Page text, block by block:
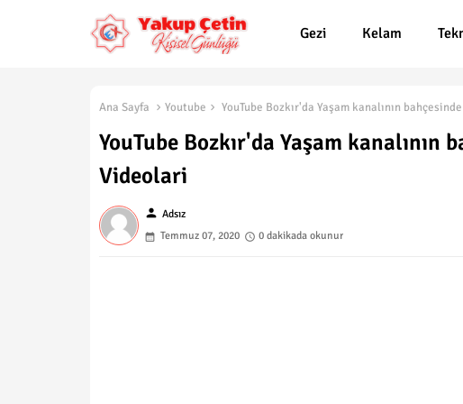
Gezi Kelam
Ana Sayfa Youtube YouTube Bozkır'da Yaşam kanalının
YouTube Bozkır'da Yaşam
Videolari
person Adsız
Temmuz 07, 2020
0 dakikada okunur